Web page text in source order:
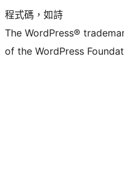
程式碼，如詩
The WordPress®
of the WordPress